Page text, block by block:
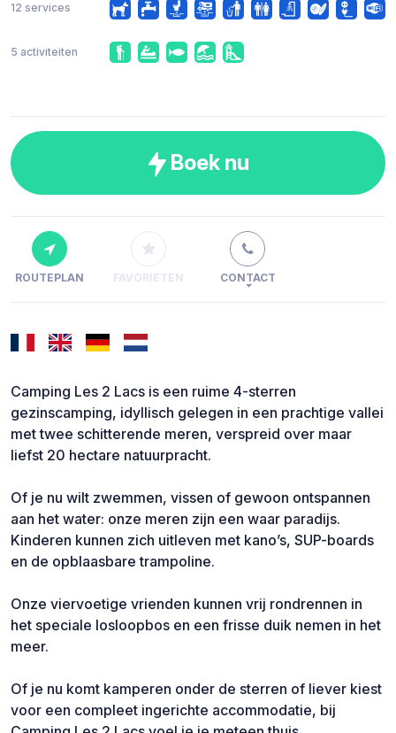
12 services
5 activiteiten
Boek nu
ROUTEPLAN FAVORIETEN CONTACT
Camping Les 2 Lacs is een ruime 4-sterren
gezinscamping, idyllisch gelegen in een prachtige vallei
met twee schitterende meren, verspreid over maar
liefst 20 hectare natuurpracht.
Of je nu wilt zwemmen, vissen of gewoon ontspannen
aan het water: onze meren zijn een waar paradijs.
Kinderen kunnen zich uitleven met kano’s, SUP-boards
en de opblaasbare trampoline.
Onze viervoetige vrienden kunnen vrij rondrennen in
het speciale losloopbos en een frisse duik nemen in het
meer.
Of je nu komt kamperen onder de sterren of liever kiest
voor een compleet ingerichte accommodatie, bij